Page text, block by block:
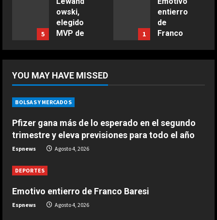
5
owski,
elegido
MVP de
2026
1
entierro
de
Franco
YOU MAY HAVE MISSED
BOLSAS Y MERCADOS
Pfizer gana más de lo esperado en el segundo
trimestre y eleva previsiones para todo el año
Espnews Agosto 4, 2026
DEPORTES
Emotivo entierro de Franco Baresi
Espnews Agosto 4, 2026